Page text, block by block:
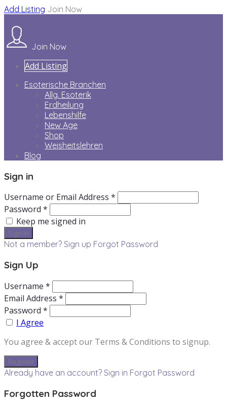
Add Listing Join Now
Join Now
Add Listing
Esoterische Branchen
Allg. Esoterik
Erdheilung
Lebenshilfe
New Age
Shop
Weisheitslehren
Blog
Sign in
Username or Email Address *
Password *
Keep me signed in
Not a member? Sign up Forgot Password
Sign Up
Username *
Email Address *
Password *
I Agree
You agree & accept our Terms & Conditions to signup.
Already have an account? Sign in Forgot Password
Forgotten Password